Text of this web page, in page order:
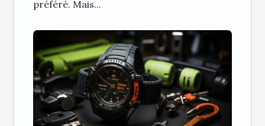
préféré. Mais...